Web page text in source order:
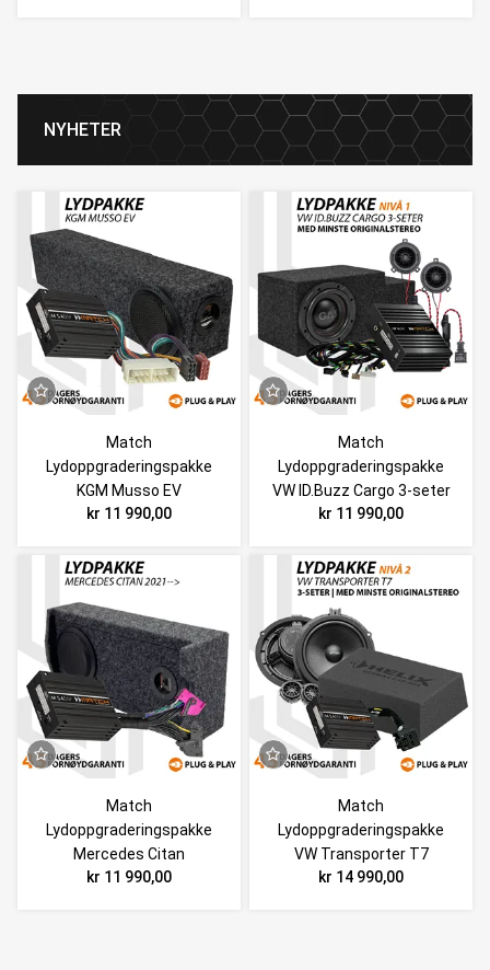
NYHETER
Match
Lydoppgraderingspakke
KGM Musso EV
kr 11 990,00
Match
Lydoppgraderingspakke
VW ID.Buzz Cargo 3-seter
kr 11 990,00
Match
Lydoppgraderingspakke
Mercedes Citan
kr 11 990,00
Match
Lydoppgraderingspakke
VW Transporter T7
kr 14 990,00